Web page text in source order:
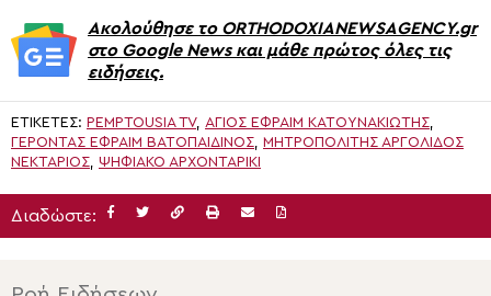
Ακολούθησε το ORTHODOXIANEWSAGENCY.gr
στο Google News και μάθε πρώτος όλες τις
ειδήσεις.
ΕΤΙΚΈΤΕΣ: PEMPTOUSIA TV, ΆΓΙΟΣ ΕΦΡΑΊΜ ΚΑΤΟΥΝΑΚΙΏΤΗΣ,
ΓΈΡΟΝΤΑΣ ΕΦΡΑΙΜ ΒΑΤΟΠΑΙΔΙΝΌΣ, ΜΗΤΡΟΠΟΛΊΤΗΣ ΑΡΓΟΛΊΔΟΣ
ΝΕΚΤΆΡΙΟΣ, ΨΗΦΙΑΚΌ ΑΡΧΟΝΤΑΡΊΚΙ
Διαδώστε: